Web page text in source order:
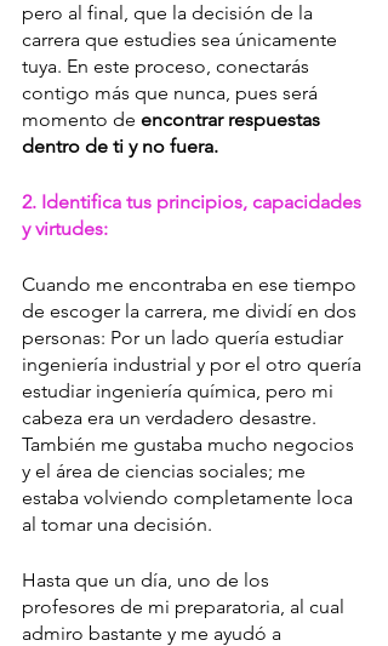
pero al final, que la decisión de la
carrera que estudies sea únicamente
tuya. En este proceso, conectarás
contigo más que nunca, pues será
momento de encontrar respuestas
dentro de ti y no fuera.
2. Identifica tus principios, capacidades
y virtudes:
Cuando me encontraba en ese tiempo
de escoger la carrera, me dividí en dos
personas: Por un lado quería estudiar
ingeniería industrial y por el otro quería
estudiar ingeniería química, pero mi
cabeza era un verdadero desastre.
También me gustaba mucho negocios
y el área de ciencias sociales; me
estaba volviendo completamente loca
al tomar una decisión.
Hasta que un día, uno de los
profesores de mi preparatoria, al cual
admiro bastante y me ayudó a